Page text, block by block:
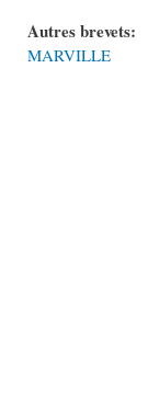
Autres brevets:
MARVILLE